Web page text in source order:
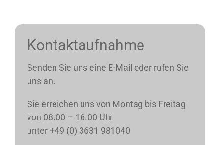
Kontaktaufnahme
Senden Sie uns eine E-Mail oder rufen Sie
uns an.
Sie erreichen uns von Montag bis Freitag
von 08.00 – 16.00 Uhr
unter +49 (0) 3631 981040